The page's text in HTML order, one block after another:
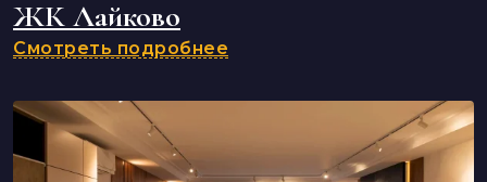
ЖК Лайково
Смотреть подробнее